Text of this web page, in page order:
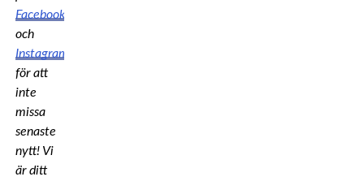
Facebook
och
Instagram
för att
inte
missa
senaste
nytt! Vi
är ditt